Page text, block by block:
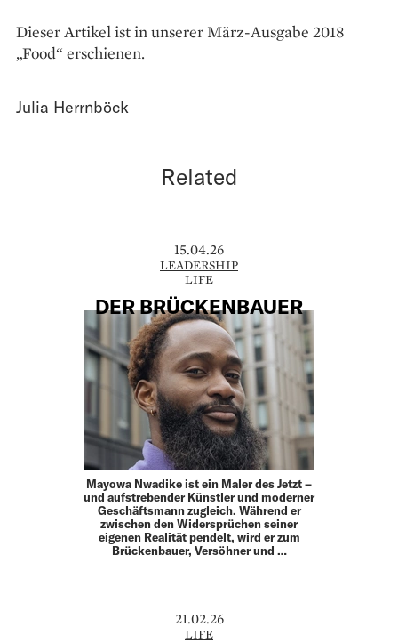
Dieser Artikel ist in unserer März-Ausgabe 2018
„Food“ erschienen.
Julia Herrnböck
Related
15.04.26
LEADERSHIP
LIFE
DER BRÜCKENBAUER
Mayowa Nwadike ist ein Maler des Jetzt –
und aufstrebender Künstler und moderner
Geschäftsmann zugleich. Während er
zwischen den Widersprüchen seiner
eigenen Realität pendelt, wird er zum
Brückenbauer, Versöhner und …
21.02.26
LIFE